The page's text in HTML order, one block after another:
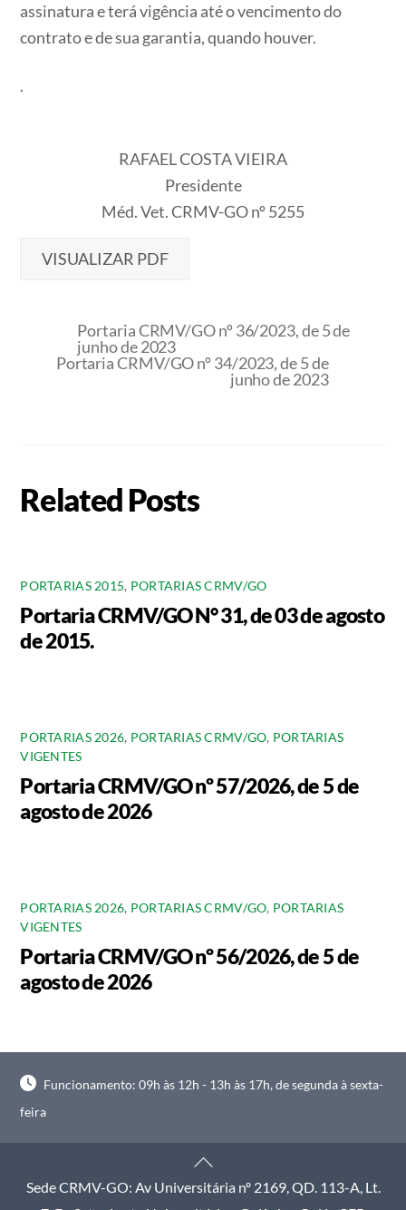
assinatura e terá vigência até o vencimento do
contrato e de sua garantia, quando houver.
.
RAFAEL COSTA VIEIRA
Presidente
Méd. Vet. CRMV-GO nº 5255
VISUALIZAR PDF
Portaria CRMV/GO nº 36/2023, de 5 de
junho de 2023
Portaria CRMV/GO nº 34/2023, de 5 de
junho de 2023
Related Posts
PORTARIAS 2015, PORTARIAS CRMV/GO
Portaria CRMV/GO N° 31, de 03 de agosto
de 2015.
PORTARIAS 2026, PORTARIAS CRMV/GO, PORTARIAS
VIGENTES
Portaria CRMV/GO nº 57/2026, de 5 de
agosto de 2026
PORTARIAS 2026, PORTARIAS CRMV/GO, PORTARIAS
VIGENTES
Portaria CRMV/GO nº 56/2026, de 5 de
agosto de 2026
Funcionamento: 09h às 12h - 13h às 17h, de segunda à sexta-
feira
Back
To
Sede CRMV-GO: Av Universitária nº 2169, QD. 113-A, Lt.